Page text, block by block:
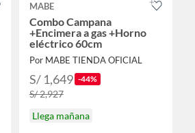
MABE
Combo Campana
+Encimera a gas +Horno
eléctrico 60cm
Por MABE TIENDA OFICIAL
S/ 1,649 -44%
S/ 2,927
Llega mañana